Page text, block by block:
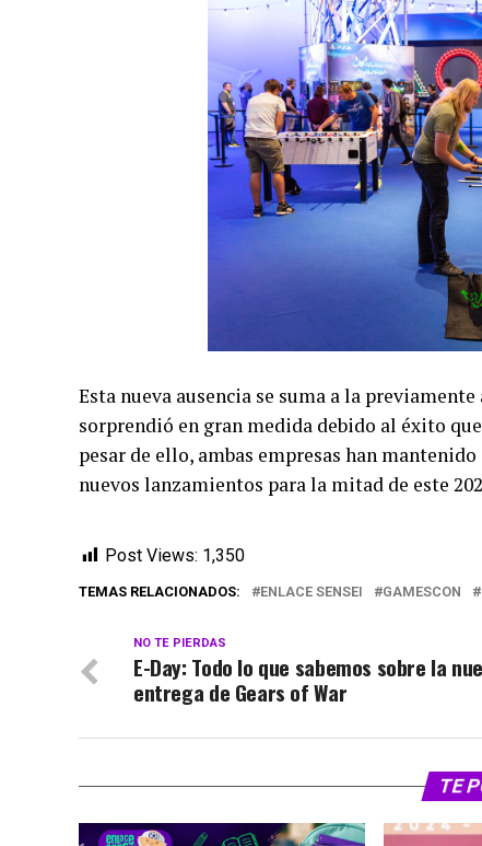
Esta nueva ausencia se suma a la
sorprendió en gran medida debido al éxito
pesar de ello, ambas empresas han
nuevos lanzamientos para la mitad de este
Post Views: 1,350
TEMAS RELACIONADOS: ENLACE SENSEI GAMESCON
NO TE PIERDAS
E-Day: Todo lo que sabemos sobre la
entrega de Gears of War
TE